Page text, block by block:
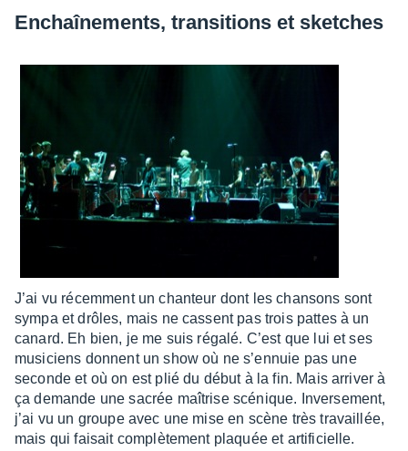
Enchaî­ne­ments, tran­si­tions et sketches
J’ai vu récem­ment un chan­teur dont les chan­sons sont
sympa et drôles, mais ne cassent pas trois pattes à un
canard. Eh bien, je me suis régalé. C’est que lui et ses
musi­ciens donnent un show où ne s’en­nuie pas une
seconde et où on est plié du début à la fin. Mais arri­ver à
ça demande une sacrée maîtrise scénique. Inver­se­ment,
j’ai vu un groupe avec une mise en scène très travaillée,
mais qui faisait complè­te­ment plaquée et arti­fi­cielle.